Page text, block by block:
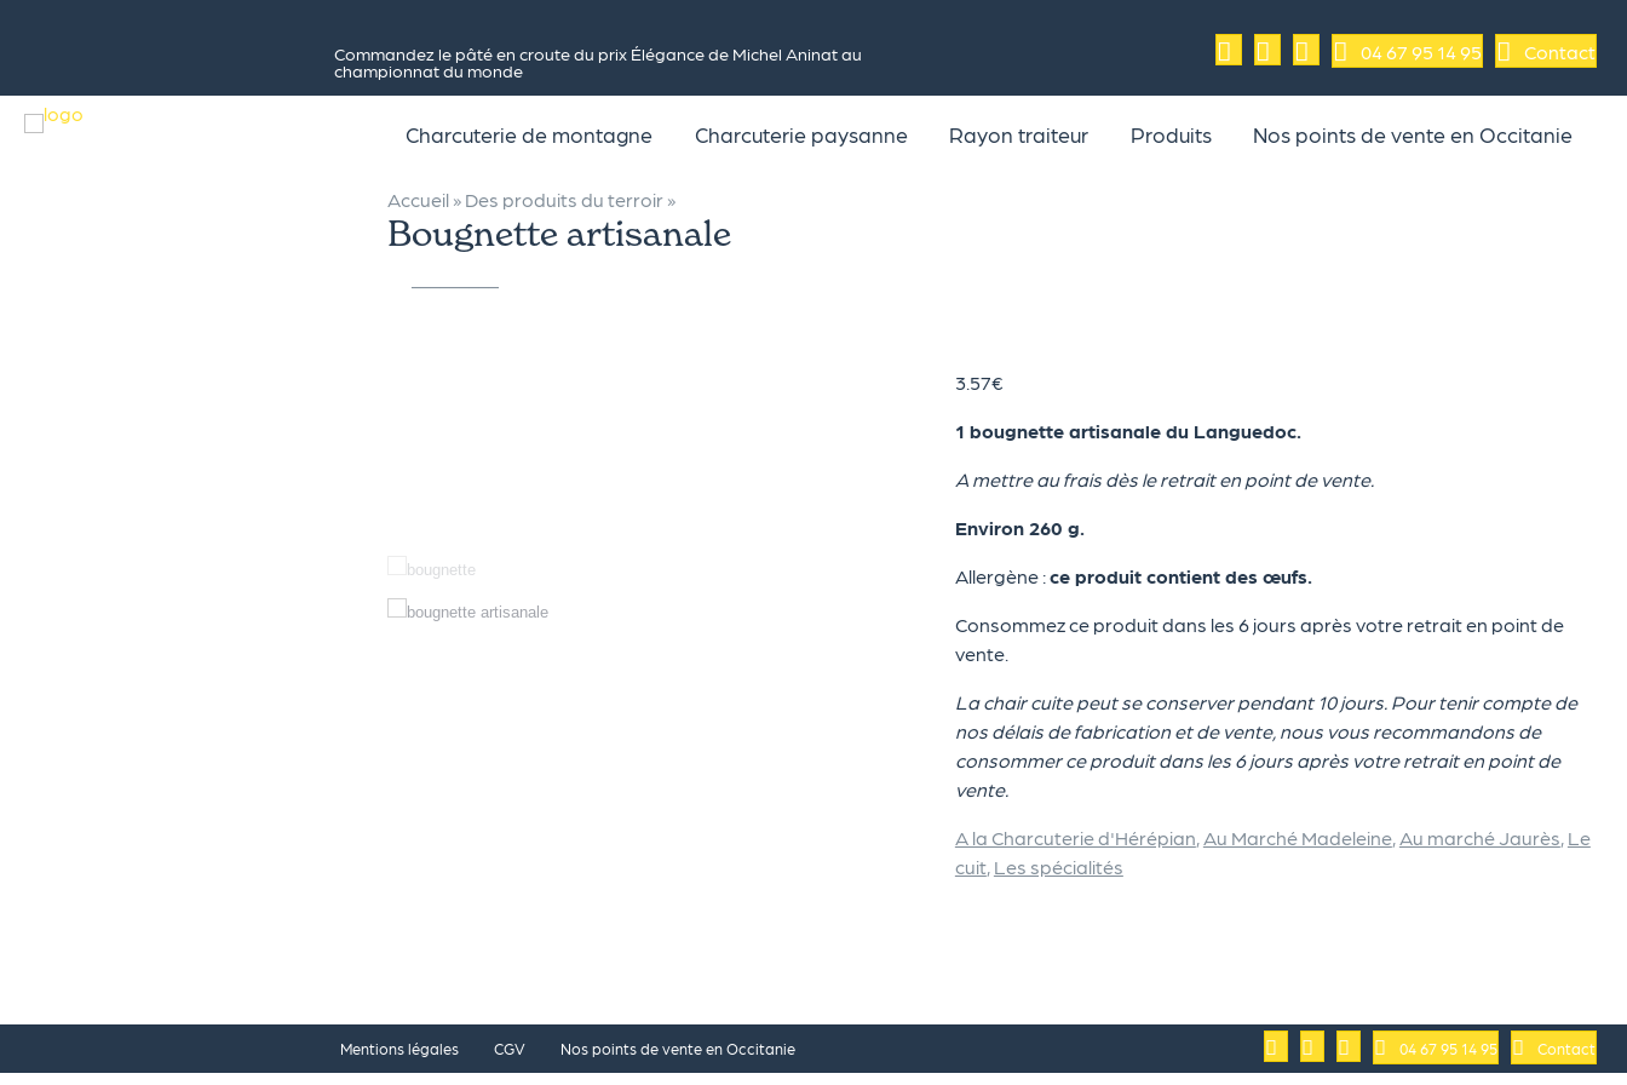
Commandez le pâté en croute du prix Élégance de Michel Aninat au
championnat du monde
04 67 95 14 95 Contact
Charcuterie de montagne Charcuterie paysanne Rayon traiteur Produits Nos points de vente en Occitanie
Accueil » Des produits du terroir »
Bougnette artisanale
3.57€
1 bougnette artisanale du Languedoc.
A mettre au frais dès le retrait en point de vente.
Environ 260 g.
Allergène :ce produit contient des œufs.
Consommez ce produit dans les 6 jours après votre retrait en point de
vente.
La chair cuite peut se conserver pendant 10 jours. Pour tenir compte de
nos délais de fabrication et de vente, nous vous recommandons de
consommer ce produit dans les 6 jours après votre retrait en point de
vente.
A la Charcuterie d'Hérépian, Au Marché Madeleine, Au marché Jaurès, Le
cuit, Les spécialités
Mentions légales CGV Nos points de vente en Occitanie 04 67 95 14 95 Contact